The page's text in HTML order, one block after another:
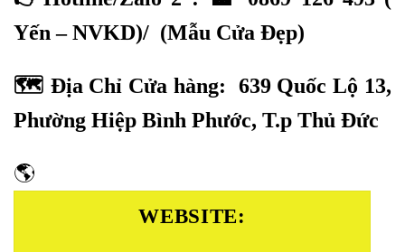
Yến – NVKD)/ (Mẫu Cửa Đẹp)
🗺 Địa Chỉ Cửa hàng: 639 Quốc Lộ 13,
Phường Hiệp Bình Phước, T.p Thủ Đức
🌎
WEBSITE: